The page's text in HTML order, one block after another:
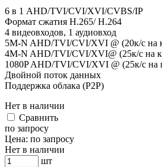
6 в 1 AHD/TVI/CVI/XVI/CVBS/IP
Формат сжатия H.265/ H.264
4 видеовходов, 1 аудиовход
5M-N AHD/TVI/CVI/XVI @ (20к/с
4M-N AHD/TVI/CVI/XVI@ (25к/с на
1080P AHD/TVI/CVI/XVI @ (25к/с на
Двойной поток данных
Поддержка облака (P2P)
Нет в наличии
Cравнить
по запросу
Цена: по запросу
Нет в наличии
шт